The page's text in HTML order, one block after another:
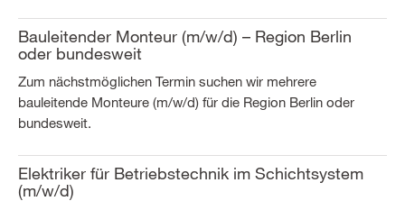
Bauleitender Monteur (m/w/d) – Region Berlin
oder bundesweit
Zum nächstmöglichen Termin suchen wir mehrere
bauleitende Monteure (m/w/d) für die Region Berlin oder
bundesweit.
Elektriker für Betriebstechnik im Schichtsystem
(m/w/d)